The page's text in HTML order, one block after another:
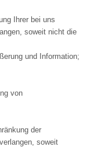
Ihrer bei uns
soweit nicht die
und Information;
von
der
soweit